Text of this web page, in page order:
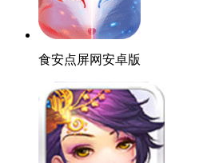
食安点屏网安卓版